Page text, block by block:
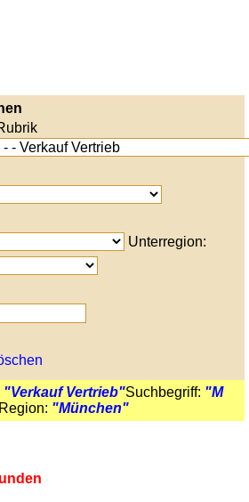
Unterregion:
"Verkauf Vertrieb"Suchbegriff: "M
Region: "München"